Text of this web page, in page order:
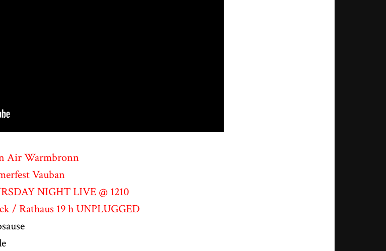
Air Warmbronn
Vauban
NIGHT LIVE @ 1210
/ Rathaus 19 h UNPLUGGED